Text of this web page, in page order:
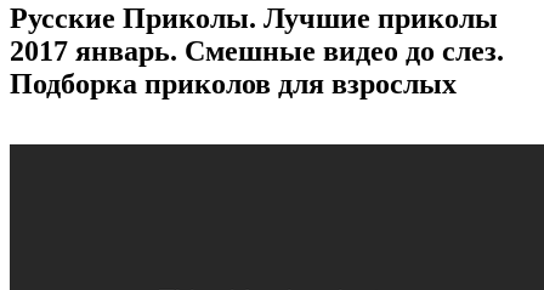
Русские Приколы. Лучшие приколы
2017 январь. Смешные видео до слез.
Подборка приколов для взрослых